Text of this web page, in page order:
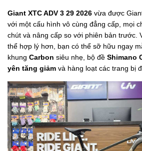
Giant XTC ADV 3 29 2026 vừa được
với một cấu hình vô cùng đẳng cấp, mọi
chút và nâng cấp so với phiên bản trước.
thể hợp lý hơn, bạn có thể sỡ hữu ngay
khung Carbon siêu nhẹ, bộ đề Shimano
yên tăng giảm và hàng loạt các trang bị